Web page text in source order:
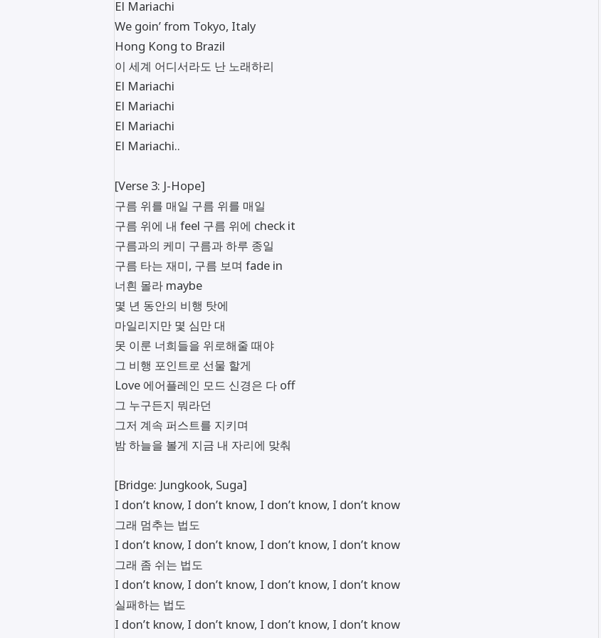
El Mariachi
We goin’ from Tokyo, Italy
Hong Kong to Brazil
이 세계 어디서라도 난 노래하리
El Mariachi
El Mariachi
El Mariachi
El Mariachi..
[Verse 3: J-Hope]
구름 위를 매일 구름 위를 매일
구름 위에 내 feel 구름 위에 check it
구름과의 케미 구름과 하루 종일
구름 타는 재미, 구름 보며 fade in
너흰 몰라 maybe
몇 년 동안의 비행 탓에
마일리지만 몇 심만 대
못 이룬 너희들을 위로해줄 때야
그 비행 포인트로 선물 할게
Love 에어플레인 모드 신경은 다 off
그 누구든지 뭐라던
그저 계속 퍼스트를 지키며
밤 하늘을 볼게 지금 내 자리에 맞춰
[Bridge: Jungkook, Suga]
I don’t know, I don’t know, I don’t know, I don’t know
그래 멈추는 법도
I don’t know, I don’t know, I don’t know, I don’t know
그래 좀 쉬는 법도
I don’t know, I don’t know, I don’t know, I don’t know
실패하는 법도
I don’t know, I don’t know, I don’t know, I don’t know